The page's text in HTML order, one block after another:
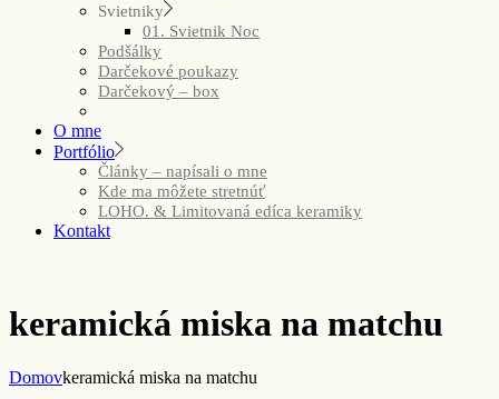
Svietniky
01. Svietnik Noc
Podšálky
Darčekové poukazy
Darčekový – box
O mne
Portfólio
Články – napísali o mne
Kde ma môžete stretnúť
LOHO. & Limitovaná edíca keramiky
Kontakt
keramická miska na matchu
Domovkeramická miska na matchu